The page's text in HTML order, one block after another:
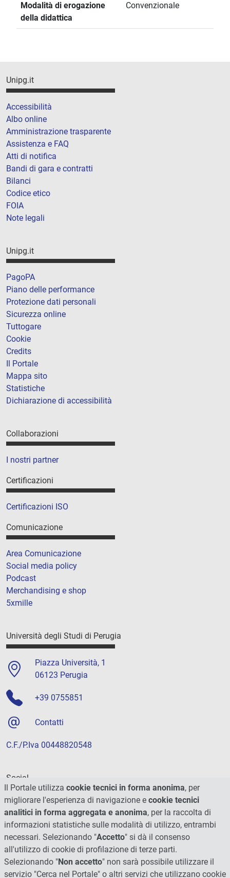
Modalità di erogazione
della didattica
Convenzionale
Unipg.it
Accessibilità
Albo online
Amministrazione trasparente
Assistenza e FAQ
Atti di notifica
Bandi di gara e contratti
Bilanci
Codice etico
FOIA
Note legali
Unipg.it
PagoPA
Piano delle performance
Protezione dati personali
Sicurezza online
Tuttogare
Cookie
Credits
Il Portale
Mappa sito
Statistiche
Dichiarazione di accessibilità
Collaborazioni
I nostri partner
Certificazioni
Certificazioni ISO
Comunicazione
Area Comunicazione
Social media policy
Podcast
Merchandising e shop
5xmille
Università degli Studi di Perugia
Piazza Università, 1
06123 Perugia
+39 0755851
Contatti
C.F./P.Iva 00448820548
Social
Il Portale utilizza cookie tecnici in forma anonima, per
migliorare l'esperienza di navigazione e cookie tecnici
analitici in forma aggregata e anonima, per la raccolta di
informazioni statistiche sulle modalità di utilizzo, entrambi
necessari. Selezionando "Accetto" si dà il consenso
all'utilizzo di cookie di profilazione di terze parti.
Selezionando "Non accetto" non sarà possibile utilizzare il
servizio "Cerca nel Portale" o altri servizi che utilizzano cookie